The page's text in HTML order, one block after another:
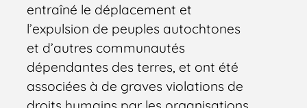
entraîné le déplacement et
l’expulsion de peuples autochtones
et d’autres communautés
dépendantes des terres, et ont été
associées à de graves violations de